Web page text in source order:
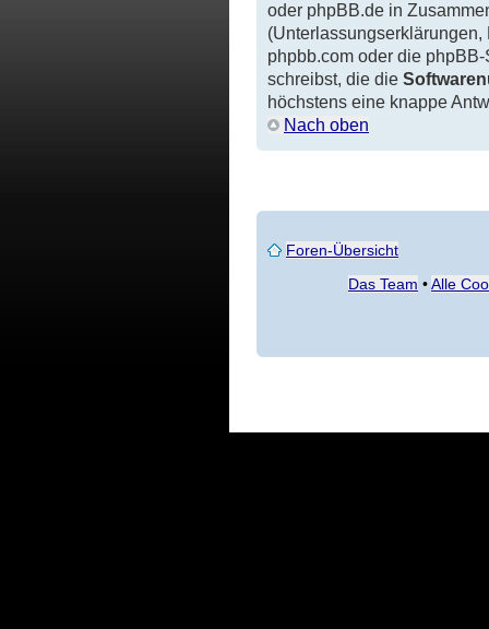
oder phpBB.de in
phpbb.com oder die
schreibst, die die
höchstens eine knappe
Nach oben
Foren-Übersicht
Das Team •Alle